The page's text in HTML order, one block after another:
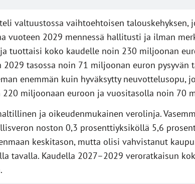
valtuustossa vaihtoehtoisen
vuoteen 2029 mennessä hallitusti ja ilman
tuottaisi koko kaudelle noin 230 miljoonan
tasossa noin 71 miljoonan euron pysyvän
enemmän kuin hyväksytty neuvottelusopu,
220 miljoonaan euroon ja vuositasolla noin 70
ja oikeudenmukainen verolinja.
noston 0,3 prosenttiyksiköllä 5,6
keskitason, mutta olisi vahvistanut
tavalla. Kaudella 2027–2029 veroratkaisun